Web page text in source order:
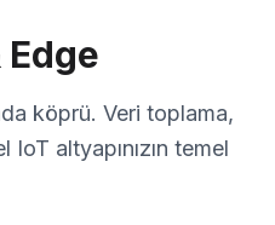
Edge
köprü. Veri toplama,
altyapınızın temel